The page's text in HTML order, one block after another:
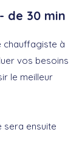
de 30 min
chauffagiste à
vos besoins
le meilleur
sera ensuite